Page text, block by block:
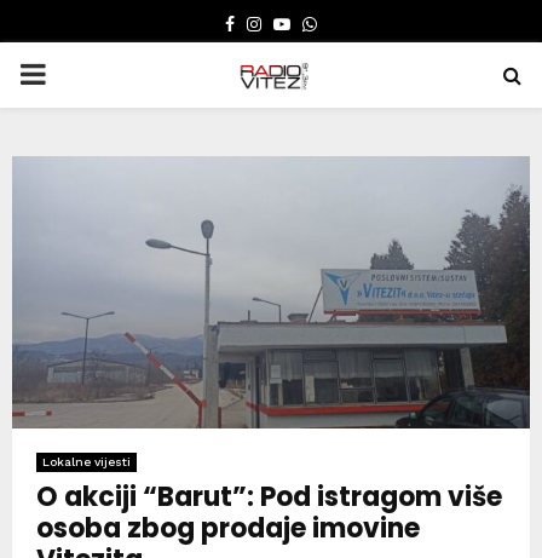
FACEBOOK
INSTAGRAM
YOUTUBE
WHATSAPP
PRIMARY
Lokalne vijesti
O akciji “Barut”: Pod istragom više
osoba zbog prodaje imovine